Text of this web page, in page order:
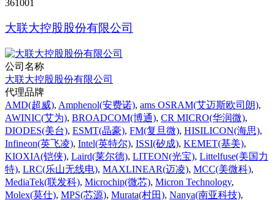
361001
大联大控股股份有限公司
公司名称
大联大控股股份有限公司
代理品牌
AMD(超威), Amphenol(安费诺), ams OSRAM(艾迈斯欧司朗),
AWINIC(艾为), BROADCOM(博通), CR MICRO(华润微),
DIODES(美台), ESMT(晶豪), FM(复旦微), HISILICON(海思),
Infineon(英飞凌), Intel(英特尔), ISSI(矽成), KEMET(基美),
KIOXIA(铠侠), Laird(莱尔德), LITEON(光宝), Littelfuse(美国力
特), LRC(乐山无线电), MAXLINEAR(迈凌), MCC(美微科),
MediaTek(联发科), Microchip(微芯), Micron Technology,
Molex(莫仕), MPS(芯源), Murata(村田), Nanya(南亚科技),